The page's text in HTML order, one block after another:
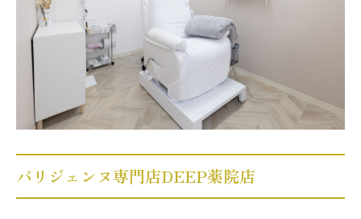
パリジェンヌ専門店DEEP薬院店